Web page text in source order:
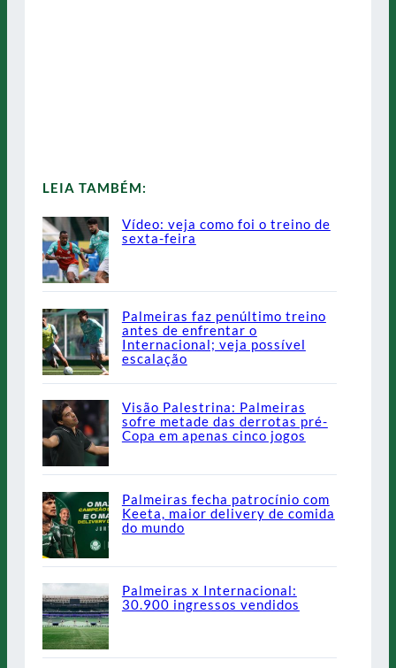
LEIA TAMBÉM:
Vídeo: veja como foi o treino de
sexta-feira
Palmeiras faz penúltimo treino
antes de enfrentar o
Internacional; veja possível
escalação
Visão Palestrina: Palmeiras
sofre metade das derrotas pré-
Copa em apenas cinco jogos
Palmeiras fecha patrocínio com
Keeta, maior delivery de comida
do mundo
Palmeiras x Internacional:
30.900 ingressos vendidos